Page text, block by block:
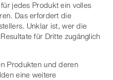
jedes Produkt ein volles
Das erfordert die
Unklar ist, wer die
für Dritte zugänglich
Produkten und deren
eine weitere